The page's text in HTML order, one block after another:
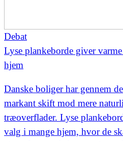
Debat
Lyse plankeborde giver
hjem
Danske boliger har gennem
markant skift mod mere
træoverflader. Lyse
valg i mange hjem, hvor de